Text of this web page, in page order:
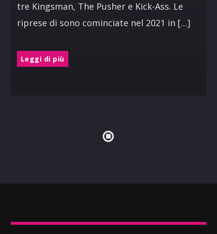
tre Kingsman, The Pusher e Kick-Ass. Le
riprese di sono cominciate nel 2021 in […]
Leggi di più